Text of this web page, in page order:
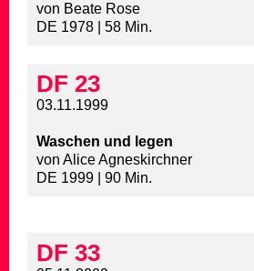
von Beate Rose
DE 1978 | 58 Min.
DF 23
03.11.1999
Waschen und legen
von Alice Agneskirchner
DE 1999 | 90 Min.
DF 33